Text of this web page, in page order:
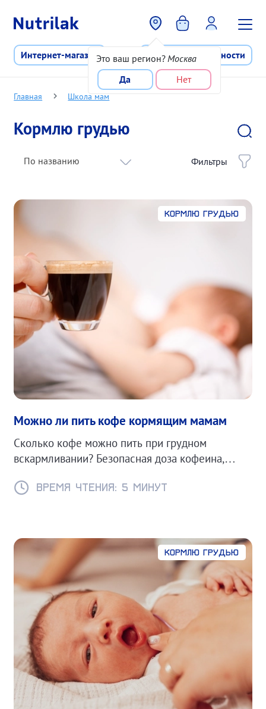
Это ваш регион? Москва
Да
Нет
Интернет-магазин Программа лояльности
Главная Школа мам
Кормлю грудью
По названию Фильтры
Кормлю грудью
Можно ли пить кофе кормящим мамам
Сколько кофе можно пить при грудном
вскармливании? Безопасная доза кофеина,
Время чтения: 5 минут
Кормлю грудью